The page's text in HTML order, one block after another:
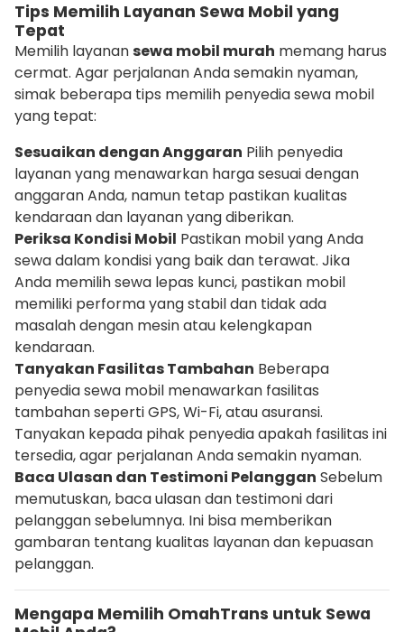
Tips Memilih Layanan Sewa Mobil yang
Tepat
Memilih layanansewa mobil murah memang harus
cermat. Agar perjalanan Anda semakin nyaman,
simak beberapa tips memilih penyedia sewa mobil
yang tepat:
Sesuaikan dengan Anggaran Pilih penyedia
layanan yang menawarkan harga sesuai dengan
anggaran Anda, namun tetap pastikan kualitas
kendaraan dan layanan yang diberikan.
Periksa Kondisi Mobil Pastikan mobil yang Anda
sewa dalam kondisi yang baik dan terawat. Jika
Anda memilih sewa lepas kunci, pastikan mobil
memiliki performa yang stabil dan tidak ada
masalah dengan mesin atau kelengkapan
kendaraan.
Tanyakan Fasilitas Tambahan Beberapa
penyedia sewa mobil menawarkan fasilitas
tambahan seperti GPS, Wi-Fi, atau asuransi.
Tanyakan kepada pihak penyedia apakah fasilitas ini
tersedia, agar perjalanan Anda semakin nyaman.
Baca Ulasan dan Testimoni Pelanggan Sebelum
memutuskan, baca ulasan dan testimoni dari
pelanggan sebelumnya. Ini bisa memberikan
gambaran tentang kualitas layanan dan kepuasan
pelanggan.
Mengapa Memilih OmahTrans untuk Sewa